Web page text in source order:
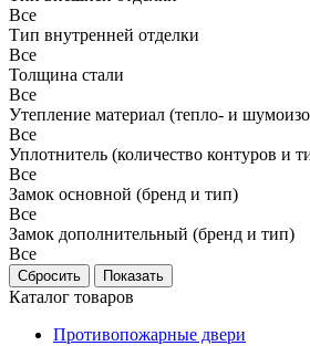
Все
Тип внутренней отделки
Все
Толщина стали
Все
Утепление материал (тепло- и
Все
Уплотнитель (количество контуров и
Все
Замок основной (бренд и тип)
Все
Замок дополнительный (бренд и тип)
Все
Каталог товаров
Противопожарные двери